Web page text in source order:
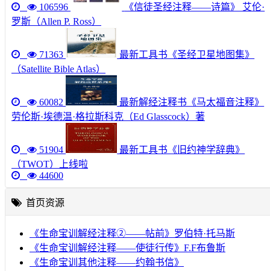
106596
《信徒圣经注释——诗篇》 艾伦·
罗斯（Allen P. Ross）
71363
最新工具书《圣经卫星地图集》
（Satellite Bible Atlas）
60082
最新解经注释书《马太福音注释》
劳伦斯·埃德温·格拉斯科克（Ed Glasscock）著
51904
最新工具书《旧约神学辞典》
（TWOT）上线啦
44600
首页资源
《生命宝训解经注释②——帖前》罗伯特·托马斯
《生命宝训解经注释——使徒行传》F.F布鲁斯
《生命宝训其他注释——约翰书信》